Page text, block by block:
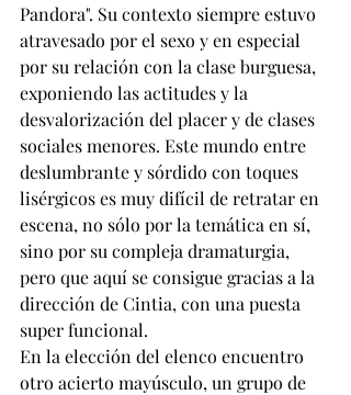
Pandora". Su contexto siempre estuvo
atravesado por el sexo y en especial
por su relación con la clase burguesa,
exponiendo las actitudes y la
desvalorización del placer y de clases
sociales menores. Este mundo entre
deslumbrante y sórdido con toques
lisérgicos es muy difícil de retratar en
escena, no sólo por la temática en sí,
sino por su compleja dramaturgia,
pero que aquí se consigue gracias a la
dirección de Cintia, con una puesta
super funcional.
En la elección del elenco encuentro
otro acierto mayúsculo, un grupo de